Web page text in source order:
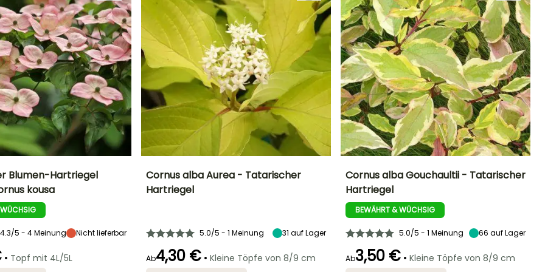
2.50 m
Blumen-Hartriegel
kousa
4.3/5 - 4 Meinung Nicht lieferbar
• Topf mit 4L/5L
Cornus alba Aurea - Tatarischer
Hartriegel
5.0/5 - 1 Meinung 31 auf Lager
Ab4,30 € • Kleine Töpfe von 8/9 cm
2 m 1.70 m
Cornus alba Gouchaultii - Tatarischer
Hartriegel
BEWÄHRT & WÜCHSIG
5.0/5 - 1 Meinung 66 auf Lager
Ab3,50 € • Kleine Töpfe von 8/9 cm